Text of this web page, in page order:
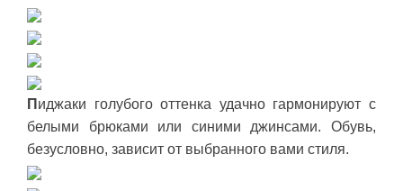
П иджаки голубого оттенка удачно гармонируют с
белыми брюками или синими джинсами. Обувь,
безусловно, зависит от выбранного вами стиля.